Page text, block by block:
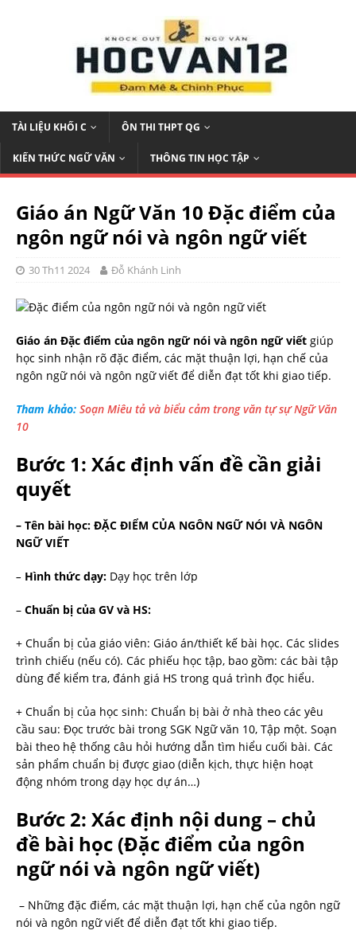
TÀI LIỆU KHỐI C ÔN THI THPT QG
KIẾN THỨC NGỮ VĂN THÔNG TIN HỌC TẬP
Giáo án Ngữ Văn 10 Đặc điểm của
ngôn ngữ nói và ngôn ngữ viết
30 Th11 2024 Đỗ Khánh Linh
Giáo án Đặc điểm của ngôn ngữ nói và ngôn ngữ viết giúp
học sinh nhận rõ đặc điểm, các mặt thuận lợi, hạn chế của
ngôn ngữ nói và ngôn ngữ viết để diễn đạt tốt khi giao tiếp.
Tham khảo: Soạn Miêu tả và biểu cảm trong văn tự sự Ngữ Văn
10
Bước 1: Xác định vấn đề cần giải
quyết
– Tên bài học: ĐẶC ĐIỂM CỦA NGÔN NGỮ NÓI VÀ NGÔN
NGỮ VIẾT
– Hình thức dạy: Dạy học trên lớp
– Chuẩn bị của GV và HS:
+ Chuẩn bị của giáo viên: Giáo án/thiết kế bài học. Các slides
trình chiếu (nếu có). Các phiếu học tập, bao gồm: các bài tập
dùng để kiểm tra, đánh giá HS trong quá trình đọc hiểu.
+ Chuẩn bị của học sinh: Chuẩn bị bài ở nhà theo các yêu
cầu sau: Đọc trước bài trong SGK Ngữ văn 10, Tập một. Soạn
bài theo hệ thống câu hỏi hướng dẫn tìm hiểu cuối bài. Các
sản phẩm chuẩn bị được giao (diễn kịch, thực hiện hoạt
động nhóm trong dạy học dự án…)
Bước 2: Xác định nội dung – chủ
đề bài học (Đặc điểm của ngôn
ngữ nói và ngôn ngữ viết)
– Những đặc điểm, các mặt thuận lợi, hạn chế của ngôn ngữ
nói và ngôn ngữ viết để diễn đạt tốt khi giao tiếp.